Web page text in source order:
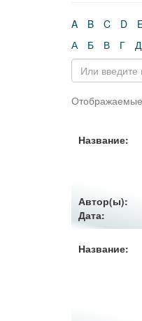
A B C D
А
Б В Г Д
Название:
Автор(ы):
Дата:
Название: